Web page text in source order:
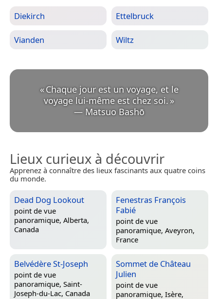
Diekirch Ettelbruck
Vianden Wiltz
«Chaque jour est un voyage, et le
voyage lui-même est chez soi.
— Matsuo Bashō
Lieux curieux à découvrir
Apprenez à connaître des lieux fascinants aux quatre coins
du monde.
Dead Dog Lookout
point de vue
panoramique, Alberta,
Canada
Fenestras François
Fabié
point de vue
panoramique, Aveyron,
France
Belvédère St-Joseph
point de vue
panoramique, Saint-
Joseph-du-Lac, Canada
Sommet de Château
Julien
point de vue
panoramique, Isère,